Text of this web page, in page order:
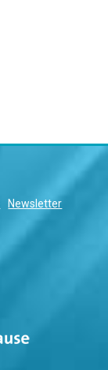
Newsletter